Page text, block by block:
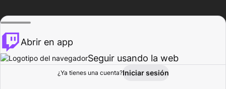
Explorar Actividad
Abrir en app
Seguir usando la web
¿Ya tienes una cuenta?Iniciar sesión